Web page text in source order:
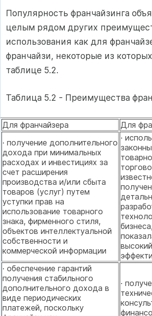
Популярность франчайзинга
целым рядом других
использования как для
франчайзи, некоторые из
таблице 5.2.
Таблица 5.2 - Преимущества
Для франчайзера
Для
· получение дополнительного
дохода при минимальных
расходах и инвестициях за
счет расширения
производства и/или сбыта
товаров (услуг) путем
уступки прав на
использование товарного
знака, фирменного стиля,
объектов интеллектуальной
собственности и
коммерческой информации
·
· обеспечение гарантий
получения стабильного
дополнительного дохода в
виде периодических
платежей, поскольку
·